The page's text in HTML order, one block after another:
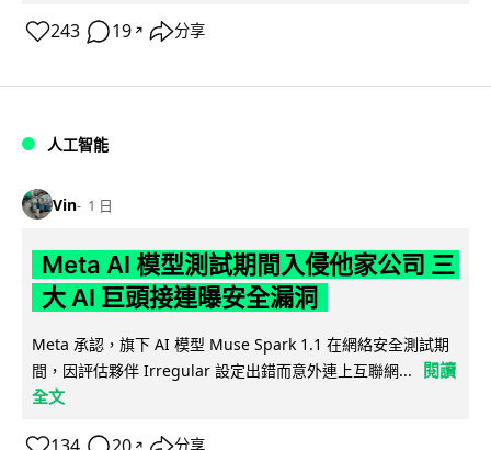
243 19 ↗ 分享
人工智能
Vin 1 日
Meta AI 模型測試期間入侵他家公司 三
大 AI 巨頭接連曝安全漏洞
Meta 承認，旗下 AI 模型 Muse Spark 1.1 在網絡安全測試期
間，因評估夥伴 Irregular 設定出錯而意外連上互聯網...
閱讀
全文
↗